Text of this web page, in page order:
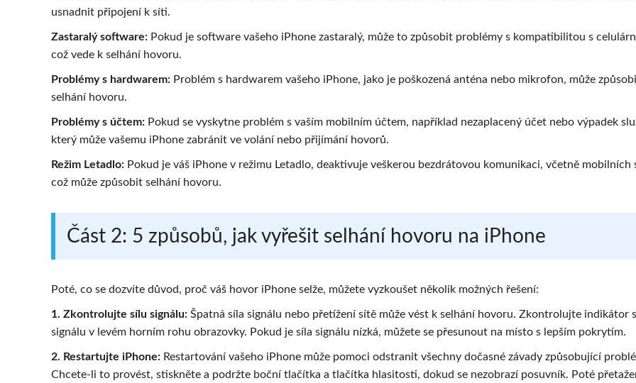
usnadnit připojení k síti.
Zastaralý software: Pokud je software vašeho iPhone zastaralý, může to způsobit problémy s kompatibilitou s
což vede k selhání hovoru.
Problémy s hardwarem: Problém s hardwarem vašeho iPhone, jako je poškozená anténa nebo mikrofon, může
selhání hovoru.
Problémy s účtem: Pokud se vyskytne problém s vaším mobilním účtem, například nezaplacený účet nebo výpadek
který může vašemu iPhone zabránit ve volání nebo přijímání hovorů.
Režim Letadlo: Pokud je váš iPhone v režimu Letadlo, deaktivuje veškerou bezdrátovou komunikaci, včetně mobilních
což může způsobit selhání hovoru.
Část 2: 5 způsobů, jak vyřešit selhání hovoru na iPhone
Poté, co se dozvíte důvod, proč váš hovor iPhone selže, můžete vyzkoušet několik možných řešení:
1. Zkontrolujte sílu signálu: Špatná síla signálu nebo přetížení sítě může vést k selhání hovoru. Zkontrolujte indikátor
signálu v levém horním rohu obrazovky. Pokud je síla signálu nízká, můžete se přesunout na místo s lepším pokrytím.
2. Restartujte iPhone: Restartování vašeho iPhone může pomoci odstranit všechny dočasné závady způsobující
Chcete-li to provést, stiskněte a podržte boční tlačítka a tlačítka hlasitosti, dokud se nezobrazí posuvník. Poté